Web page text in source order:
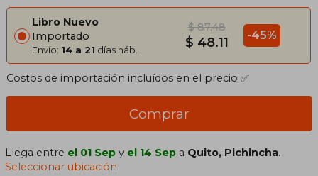
Libro Nuevo
Importado
Envío: 14 a 21 días háb.
$ 87.48
$ 48.11 -45%
Costos de importación incluídos en el precio ✅
Comprar
Llega entre el 01 Sep y el 14 Sep a Quito, Pichincha.
Seleccionar ubicación